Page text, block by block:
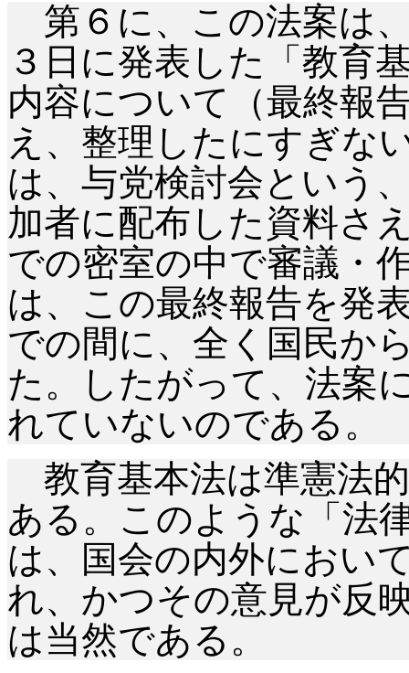
第６に、この法案は
３日に発表した「教育
内容について（最終報
え、整理したにすぎな
は、与党検討会という
加者に配布した資料さ
での密室の中で審議・
は、この最終報告を発
での間に、全く国民か
た。したがって、法案
れていないのである。
教育基本法は準憲法
ある。このような「法
は、国会の内外におい
れ、かつその意見が反
は当然である。